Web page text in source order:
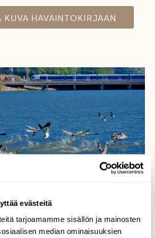
evästeitä
tarjoamamme sisällön ja mainosten
median ominaisuuksien
KUVA HAVAINTOKIRJAAN